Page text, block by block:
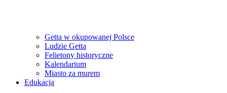
Getta w okupowanej Polsce
Ludzie Getta
Felietony historyczne
Kalendarium
Miasto za murem
Edukacja